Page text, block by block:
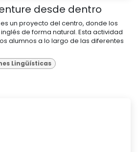
desde dentro
un proyecto del centro, donde los
de forma natural. Esta actividad
alumnos a lo largo de las diferentes
Lingüísticas